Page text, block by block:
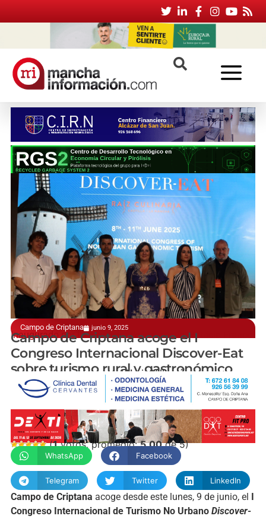
Campo de Criptana junio 9, 2025
Inaugurado por la consejera de Economía, Patricia Franco
Campo de Criptana acoge el I
Congreso Internacional Discover-Eat
sobre turismo rural y gastronómico
manchainformacion.com / Nuria Villacañas
(1votos, promedio:5,00de 5)
WhatsApp Facebook
Telegram Twitter LinkedIn
Campo de Criptana acoge desde este lunes, 9 de junio, el
Congreso Internacional de Turismo No Urbano Discover-